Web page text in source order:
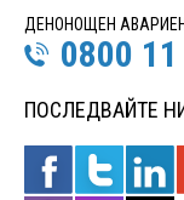
ДЕНОНОЩЕН
0800 11
ПОСЛЕДВАЙТЕ